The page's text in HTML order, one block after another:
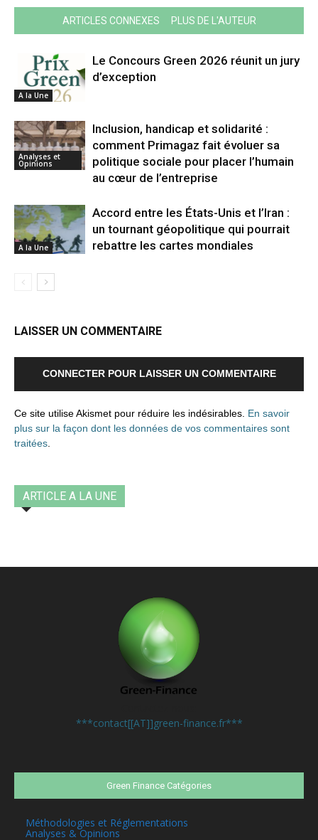
ARTICLES CONNEXES PLUS DE L'AUTEUR
A la Une
Le Concours Green 2026 réunit un jury
d’exception
Analyses et
Opinions
Inclusion, handicap et solidarité :
comment Primagaz fait évoluer sa
politique sociale pour placer l’humain
au cœur de l’entreprise
A la Une
Accord entre les États-Unis et l’Iran :
un tournant géopolitique qui pourrait
rebattre les cartes mondiales
LAISSER UN COMMENTAIRE
CONNECTER POUR LAISSER UN COMMENTAIRE
Ce site utilise Akismet pour réduire les indésirables. En savoir
plus sur la façon dont les données de vos commentaires sont
traitées
ARTICLE A LA UNE
***contact[[AT]]green-finance.fr***
Green Finance Catégories
Méthodologies et Réglementations
Analyses & Opinions